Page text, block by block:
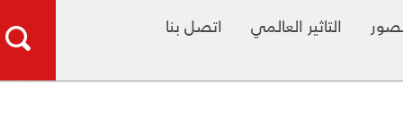
التاثير العالمي اتصل بنا